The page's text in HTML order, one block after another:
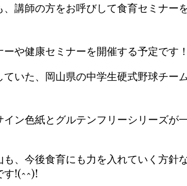
、講師の方をお呼びして食育セミナー
や健康セミナーを開催する予定です！
ていた、岡山県の中学生硬式野球チー
イン色紙とグルテンフリーシリーズが
も、今後食育にも力を入れていく方針
す!(^^)!